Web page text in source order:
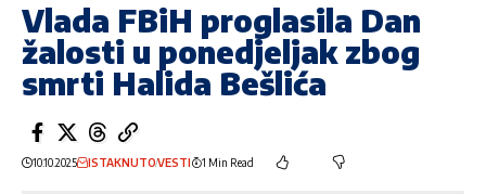
Vlada FBiH proglasila Dan
žalosti u ponedjeljak zbog
smrti Halida Bešlića
10.10.2025 ISTAKNUTOVESTI 1 Min Read